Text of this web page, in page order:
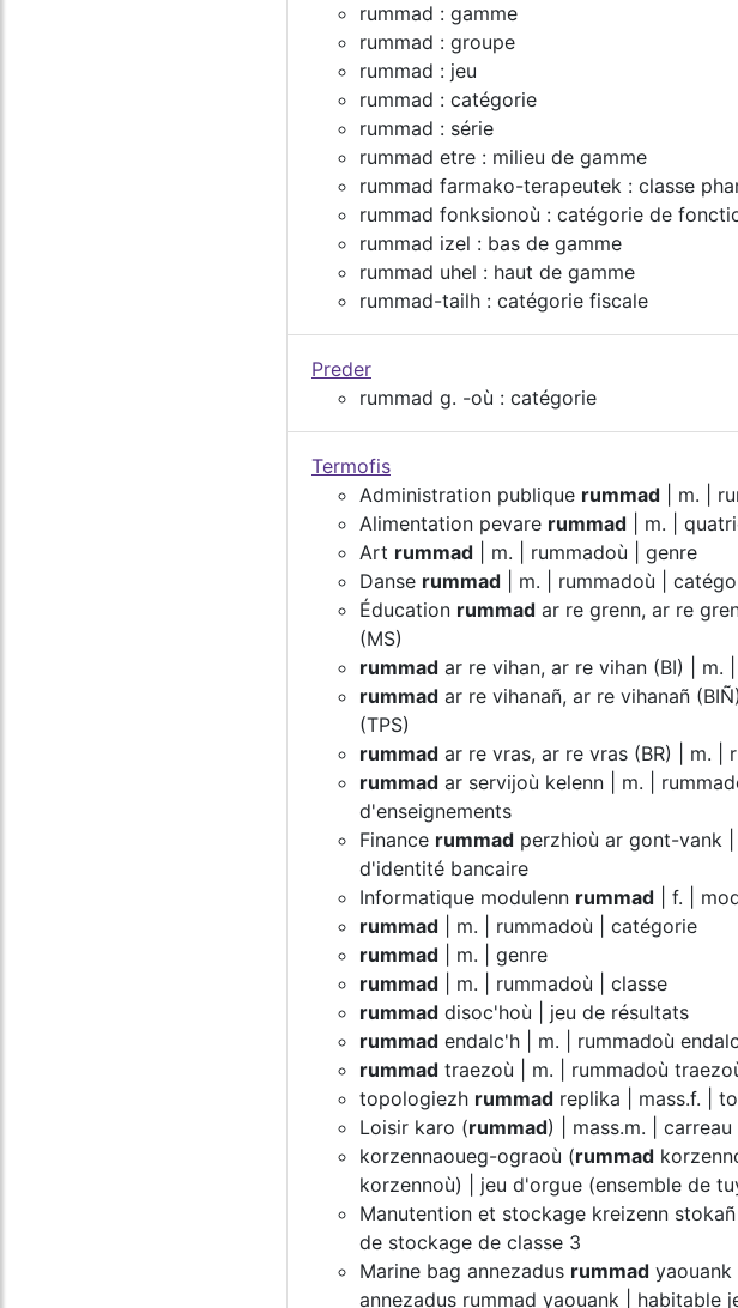
rummad : gamme
rummad : groupe
rummad : jeu
rummad : catégorie
rummad : série
rummad etre : milieu de gamme
rummad farmako-terapeutek : classe
rummad fonksionoù : catégorie de
rummad izel : bas de gamme
rummad uhel : haut de gamme
rummad-tailh : catégorie fiscale
Preder
rummad g. -où : catégorie
Termofis
Administration publique rummad | m. |
Alimentation pevare rummad | m. |
Art rummad | m. | rummadoù | genre
Danse rummad | m. | rummadoù |
Éducation rummad ar re grenn, ar re
(MS)
rummad ar re vihan, ar re vihan (BI) | m.
rummad ar re vihanañ, ar re vihanañ
(TPS)
rummad ar re vras, ar re vras (BR) | m. |
rummad ar servijoù kelenn | m. |
d'enseignements
Finance rummad perzhioù ar gont-vank
d'identité bancaire
Informatique modulenn rummad | f. |
rummad | m. | rummadoù | catégorie
rummad | m. | genre
rummad | m. | rummadoù | classe
rummad disoc'hoù | jeu de résultats
rummad endalc'h | m. | rummadoù
rummad traezoù | m. | rummadoù
topologiezh rummad replika | mass.f. |
Loisir karo (rummad) | mass.m. | carreau
korzennaoueg-ograoù (rummad
korzennoù) | jeu d'orgue (ensemble de
Manutention et stockage kreizenn stokañ
de stockage de classe 3
Marine bag annezadus rummad yaouank
annezadus rummad yaouank | habitable